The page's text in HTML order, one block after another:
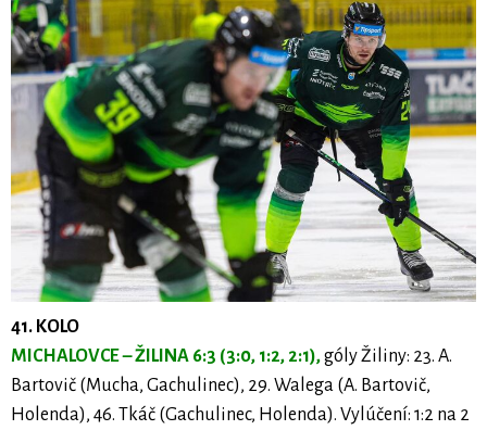
41. KOLO
MICHALOVCE – ŽILINA 6:3 (3:0, 1:2, 2:1),góly Žiliny: 23. A.
Bartovič (Mucha, Gachulinec), 29. Walega (A. Bartovič,
Holenda), 46. Tkáč (Gachulinec, Holenda). Vylúčení: 1:2 na 2